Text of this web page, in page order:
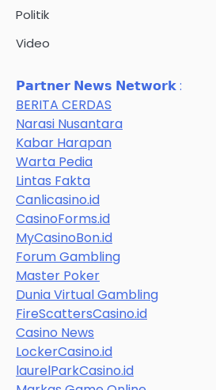
Politik
Video
𝗣𝗮𝗿𝘁𝗻𝗲𝗿 𝗡𝗲𝘄𝘀 𝗡𝗲𝘁𝘄𝗼𝗿𝗸 :
BERITA CERDAS
Narasi Nusantara
Kabar Harapan
Warta Pedia
Lintas Fakta
Canlicasino.id
CasinoForms.id
MyCasinoBon.id
Forum Gambling
Master Poker
Dunia Virtual Gambling
FireScattersCasino.id
Casino News
LockerCasino.id
laurelParkCasino.id